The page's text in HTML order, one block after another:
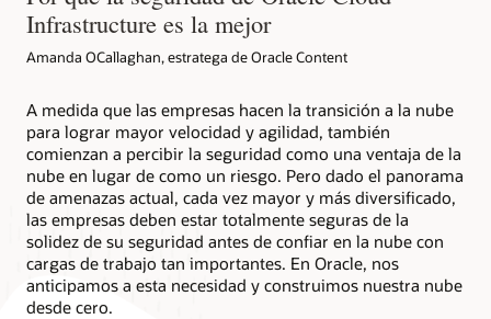
software, lo que evita que una instancia que se ha visto
comprometida ponga en peligro la red. Oracle Cloud
funcionalidad de red de los hosts y puede impedir ataques
Infrastructure es la mejor
Amanda OCallaghan, estratega de Oracle Content
A medida que las empresas hacen la transición a la nube
para lograr mayor velocidad y agilidad, también
comienzan a percibir la seguridad como una ventaja de la
nube en lugar de como un riesgo. Pero dado el panorama
de amenazas actual, cada vez mayor y más diversificado,
las empresas deben estar totalmente seguras de la
solidez de su seguridad antes de confiar en la nube con
cargas de trabajo tan importantes. En Oracle, nos
anticipamos a esta necesidad y construimos nuestra nube
desde cero.